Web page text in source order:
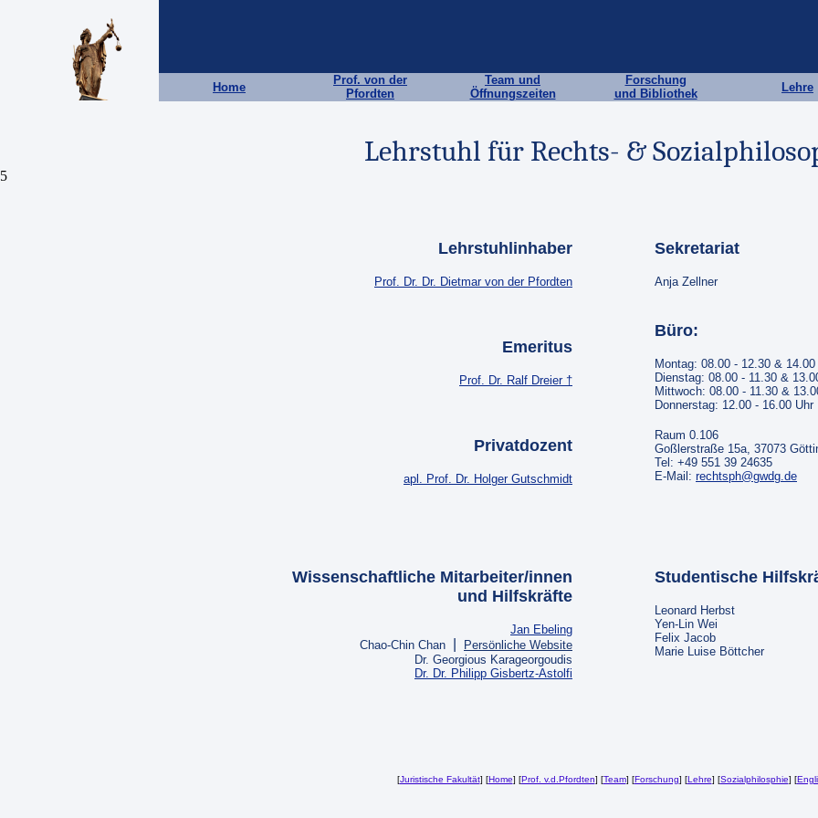
Home
Prof. von der
Pfordten
Team und
Öffnungszeiten
Forschung
und Bibliothek
Lehre
Lehrstuhl für Rechts- &
5
Lehrstuhlinhaber
Prof. Dr. Dr. Dietmar von der Pfordten
Emeritus
Prof. Dr. Ralf Dreier †
Privatdozent
apl. Prof. Dr. Holger Gutschmidt
Sekretariat
Anja Zellner
Büro:
Montag: 08.00 - 12.30 &
Dienstag: 08.00 - 11.30 &
Mittwoch: 08.00 - 11.30 &
Donnerstag: 12.00 - 16.00 Uhr
Raum 0.106
Goßlerstraße 15a, 37073
Tel: +49 551 39 24635
E-Mail: rechtsph@gwdg.de
Wissenschaftliche Mitarbeiter/innen
und Hilfskräfte
Jan Ebeling
Chao-Chin Chan
Persönliche Website
Dr. Georgious Karageorgoudis
Dr. Dr. Philipp Gisbertz-Astolfi
Studentische
Leonard Herbst
Yen-Lin Wei
Felix Jacob
Marie Luise Böttcher
[Juristische Fakultät] [Home] [Prof. v.d.Pfordten] [Team] [Forschung] [Lehre] [Sozialphilosphie] [